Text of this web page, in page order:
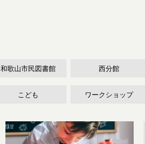
和歌山市民図書館 西分館
こども ワークショップ